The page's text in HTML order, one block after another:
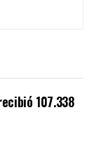
107.338